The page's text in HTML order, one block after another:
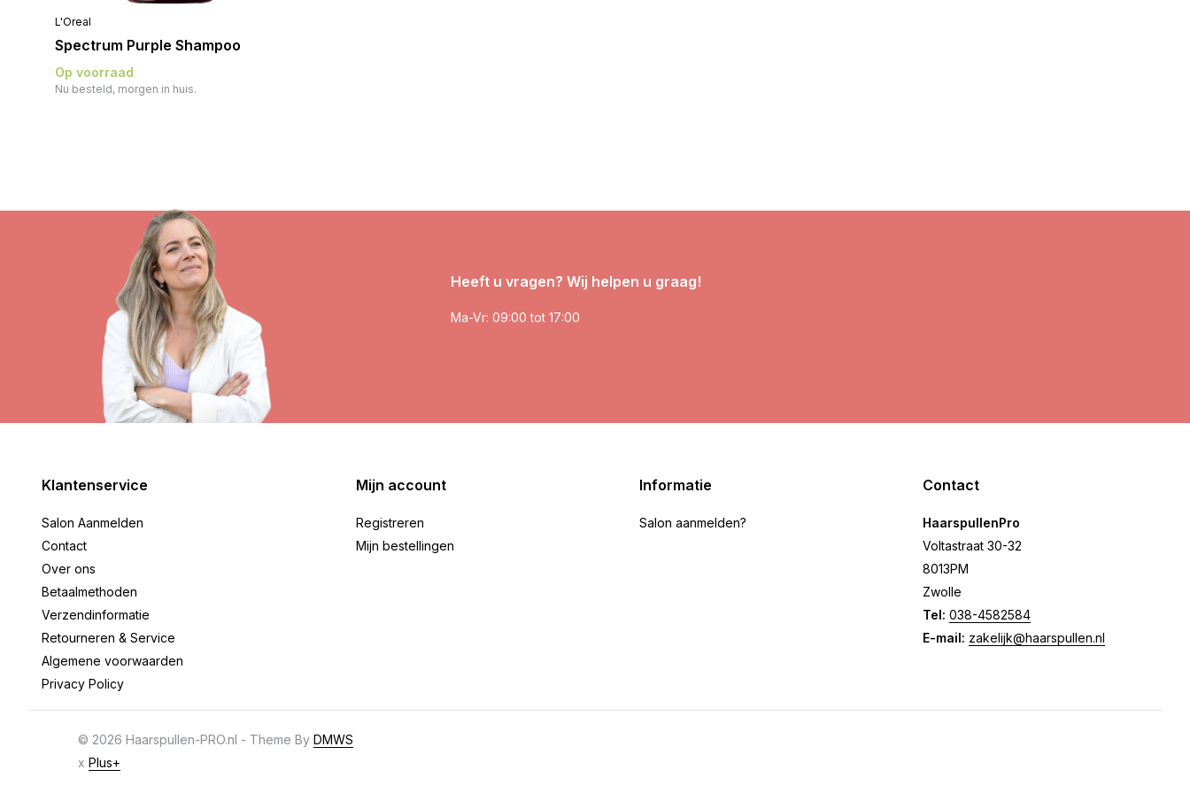
L'Oreal
Spectrum Purple Shampoo
Op voorraad
Nu besteld, morgen in huis.
Heeft u vragen? Wij helpen u graag!
Ma-Vr: 09:00 tot 17:00
Klantenservice
Salon Aanmelden
Contact
Over ons
Betaalmethoden
Verzendinformatie
Retourneren & Service
Algemene voorwaarden
Privacy Policy
Mijn account
Registreren
Mijn bestellingen
Informatie
Salon aanmelden?
Contact
HaarspullenPro
Voltastraat 30-32
8013PM
Zwolle
Tel: 038-4582584
E-mail: zakelijk@haarspullen.nl
© 2026 Haarspullen-PRO.nl - Theme ByDMWS
xPlus+